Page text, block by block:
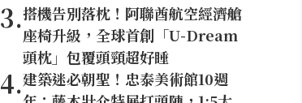
3.搭機告別落枕！阿聯酋航空經濟艙
座椅升級，全球首創「U-Dream
頭枕」包覆頭頸超好睡
4.建築迷必朝聖！忠泰美術館10週